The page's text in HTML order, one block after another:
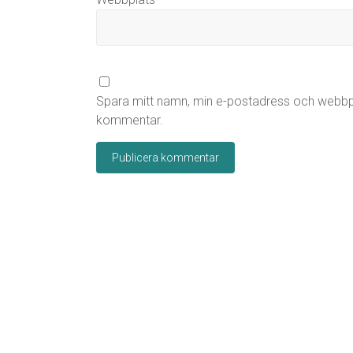
Spara mitt namn, min e-postadress och
kommentar.